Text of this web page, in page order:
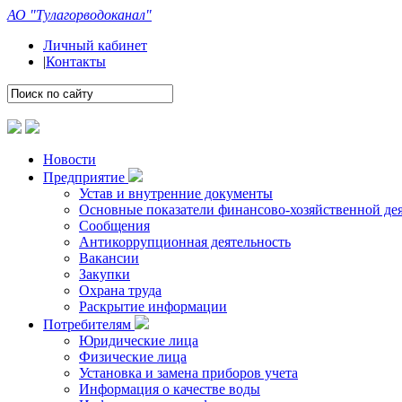
АО "Тулагорводоканал"
Личный кабинет
|Контакты
Новости
Предприятие
Устав и внутренние документы
Основные показатели финансово-хозяйственной
Сообщения
Антикоррупционная деятельность
Вакансии
Закупки
Охрана труда
Раскрытие информации
Потребителям
Юридические лица
Физические лица
Установка и замена приборов учета
Информация о качестве воды